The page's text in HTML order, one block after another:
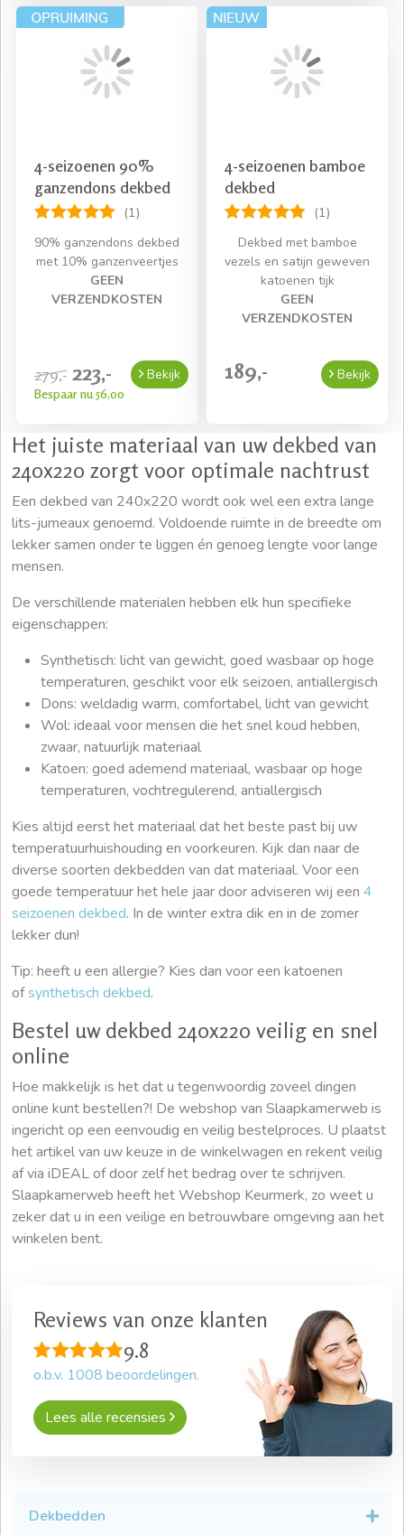
4-seizoenen 90%
ganzendons dekbed
(1)
90% ganzendons dekbed
met 10% ganzenveertjes
GEEN
VERZENDKOSTEN
279,- 223,-
Bespaar nu 56,00
Bekijk
4-seizoenen bamboe
dekbed
(1)
Dekbed met bamboe
vezels en satijn geweven
katoenen tijk
GEEN
VERZENDKOSTEN
189,- Bekijk
Het juiste materiaal van uw dekbed van
240x220 zorgt voor optimale nachtrust
Een dekbed van 240x220 wordt ook wel een extra lange
lits-jumeaux genoemd. Voldoende ruimte in de breedte om
lekker samen onder te liggen én genoeg lengte voor lange
mensen.
De verschillende materialen hebben elk hun specifieke
eigenschappen:
Synthetisch: licht van gewicht, goed wasbaar op hoge
temperaturen, geschikt voor elk seizoen, antiallergisch
Dons: weldadig warm, comfortabel, licht van gewicht
Wol: ideaal voor mensen die het snel koud hebben,
zwaar, natuurlijk materiaal
Katoen: goed ademend materiaal, wasbaar op hoge
temperaturen, vochtregulerend, antiallergisch
Kies altijd eerst het materiaal dat het beste past bij uw
temperatuurhuishouding en voorkeuren. Kijk dan naar de
diverse soorten dekbedden van dat materiaal. Voor een
goede temperatuur het hele jaar door adviseren wij een 4
seizoenen dekbed. In de winter extra dik en in de zomer
lekker dun!
Tip: heeft u een allergie? Kies dan voor een katoenen
ofsynthetisch dekbed.
Bestel uw dekbed 240x220 veilig en snel
online
Hoe makkelijk is het dat u tegenwoordig zoveel dingen
online kunt bestellen?! De webshop van Slaapkamerweb is
ingericht op een eenvoudig en veilig bestelproces. U plaatst
het artikel van uw keuze in de winkelwagen en rekent veilig
af via iDEAL of door zelf het bedrag over te schrijven.
Slaapkamerweb heeft het Webshop Keurmerk, zo weet u
zeker dat u in een veilige en betrouwbare omgeving aan het
winkelen bent.
Reviews van onze klanten
9.8
o.b.v. 1008 beoordelingen.
Lees alle recensies
Dekbedden